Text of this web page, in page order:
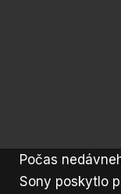
Počas
Sony poskytlo